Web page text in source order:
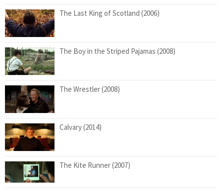
The Last King of Scotland (2006)
The Boy in the Striped Pajamas (2008)
The Wrestler (2008)
Calvary (2014)
The Kite Runner (2007)